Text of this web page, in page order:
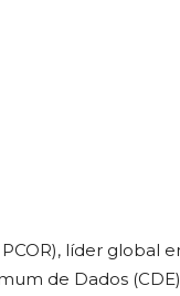
PCOR), líder
de Dados